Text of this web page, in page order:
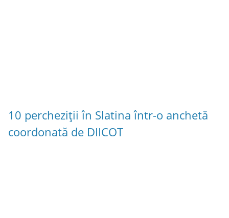
10 percheziții în Slatina într-o anchetă
coordonată de DIICOT